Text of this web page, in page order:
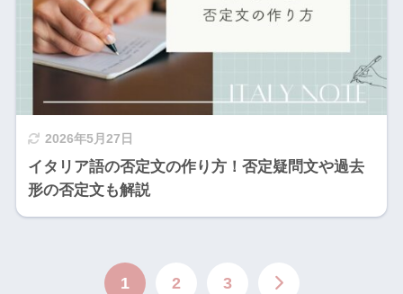
2026年5月27日
イタリア語の否定文の作り方！否定疑問文や過去
形の否定文も解説
1 2 3